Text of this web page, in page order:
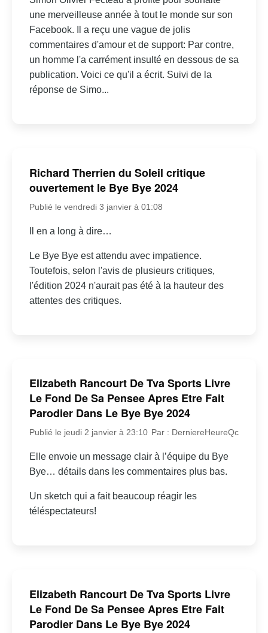
une merveilleuse année à tout le monde sur son
Facebook. Il a reçu une vague de jolis
commentaires d'amour et de support: Par contre,
un homme l'a carrément insulté en dessous de sa
publication. Voici ce qu'il a écrit. Suivi de la
réponse de Simo...
Richard Therrien du Soleil critique
ouvertement le Bye Bye 2024
Publié le vendredi 3 janvier à 01:08
Il en a long à dire…
Le Bye Bye est attendu avec impatience.
Toutefois, selon l'avis de plusieurs critiques,
l'édition 2024 n'aurait pas été à la hauteur des
attentes des critiques.
Elizabeth Rancourt De Tva Sports Livre
Le Fond De Sa Pensee Apres Etre Fait
Parodier Dans Le Bye Bye 2024
Publié le jeudi 2 janvier à 23:10 Par : DerniereHeureQc
Elle envoie un message clair à l’équipe du Bye
Bye… détails dans les commentaires plus bas.
Un sketch qui a fait beaucoup réagir les
téléspectateurs!
Elizabeth Rancourt De Tva Sports Livre
Le Fond De Sa Pensee Apres Etre Fait
Parodier Dans Le Bye Bye 2024